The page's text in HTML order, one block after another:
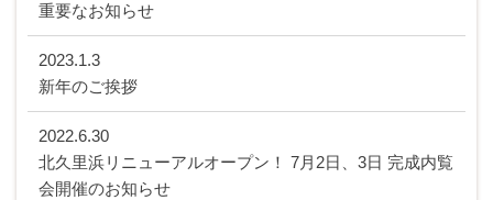
重要なお知らせ
2023.1.3
新年のご挨拶
2022.6.30
北久里浜リニューアルオープン！ 7月2日、3日 完成内覧
会開催のお知らせ